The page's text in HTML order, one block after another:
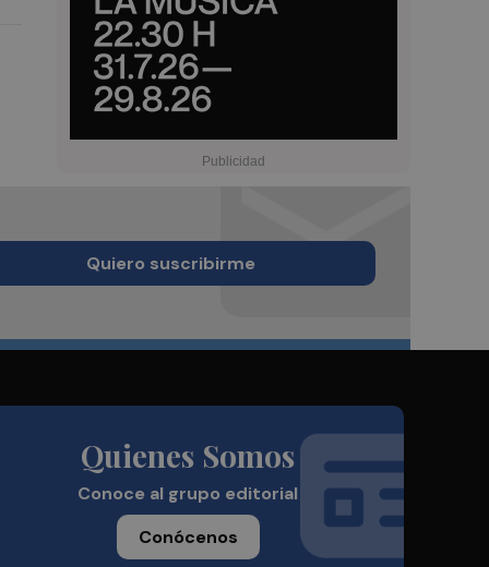
Quiero suscribirme
Quienes Somos
Conoce al grupo editorial
Conócenos